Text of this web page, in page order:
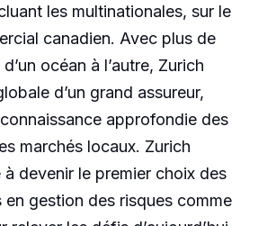
les multinationales, sur le
canadien. Avec plus de
océan à l’autre, Zurich
d’un grand assureur,
approfondie des
marchés locaux. Zurich
à devenir le premier choix des
en gestion des risques comme